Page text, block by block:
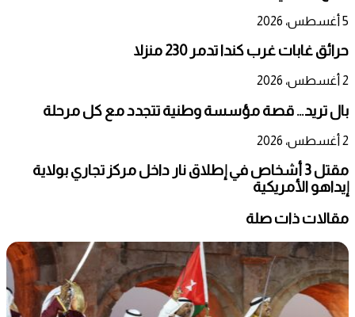
5 أغسطس، 2026
حرائق غابات غرب كندا تدمر 230 منزلا
2 أغسطس، 2026
بال تريد… قصة مؤسسة وطنية تتجدد مع كل مرحلة
2 أغسطس، 2026
مقتل 3 أشخاص في إطلاق نار داخل مركز تجاري بولاية
إيداهو الأمريكية
مقالات ذات صلة